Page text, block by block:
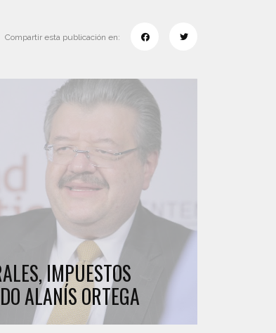
Compartir esta publicación en:
IMPUESTOS
ALANÍS ORTEGA